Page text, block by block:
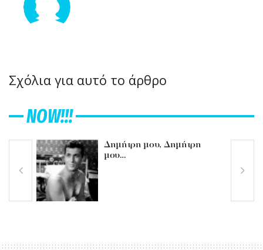
Σχόλια για αυτό το άρθρο
NOW!!!
Δημήτρη μου, Δημήτρη
μου…